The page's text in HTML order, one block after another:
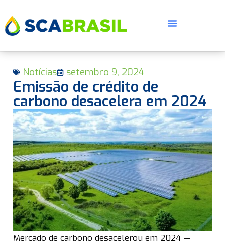
Notícias setembro 9, 2024
Emissão de crédito de
carbono desacelera em 2024
Mercado de carbono desacelerou em 2024 —